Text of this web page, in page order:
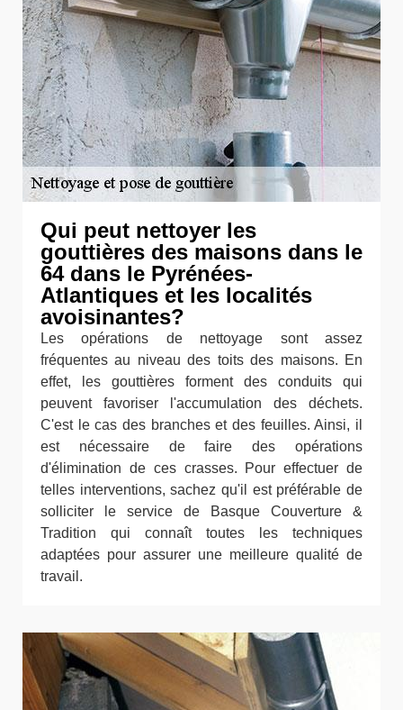
Qui peut nettoyer les
gouttières des maisons dans le
64 dans le Pyrénées-
Atlantiques et les localités
avoisinantes?
Les opérations de nettoyage sont assez
fréquentes au niveau des toits des maisons. En
effet, les gouttières forment des conduits qui
peuvent favoriser l'accumulation des déchets.
C'est le cas des branches et des feuilles. Ainsi, il
est nécessaire de faire des opérations
d'élimination de ces crasses. Pour effectuer de
telles interventions, sachez qu'il est préférable de
solliciter le service de Basque Couverture &
Tradition qui connaît toutes les techniques
adaptées pour assurer une meilleure qualité de
travail.